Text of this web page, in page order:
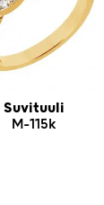
Suvituuli
M-115k